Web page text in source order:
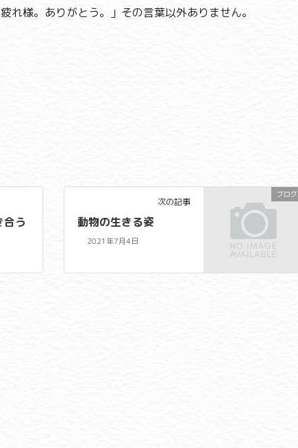
れ様。ありがとう。」その言葉以外ありません。
合う
ブログ
次の記事
動物の生きる姿
2021年7月4日